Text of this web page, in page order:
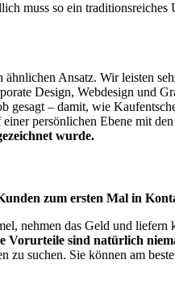
muss so ein traditionsreiches
Ansatz. Wir leisten
Design, Webdesign und
gesagt – damit, wie
persönlichen Ebene mit
wurde.
zum ersten Mal in
nehmen das Geld und
Vorurteile sind natürlich
zu suchen. Sie können am